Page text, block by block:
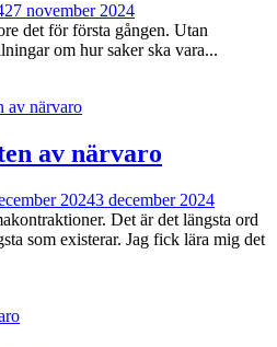
27 november 2024
det för första gången. Utan
om hur saker ska vara...
av närvaro
20243 december 2024
Det är det längsta ord
som existerar. Jag fick lära mig det